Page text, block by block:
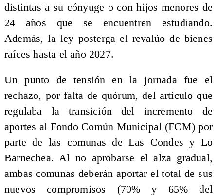
distintas a su cónyuge o con hijos menores de
24 años que se encuentren estudiando.
Además, la ley posterga el revalúo de bienes
raíces hasta el año 2027.
Un punto de tensión en la jornada fue el
rechazo, por falta de quórum, del artículo que
regulaba la transición del incremento de
aportes al Fondo Común Municipal (FCM) por
parte de las comunas de Las Condes y Lo
Barnechea. Al no aprobarse el alza gradual,
ambas comunas deberán aportar el total de sus
nuevos compromisos (70% y 65% del